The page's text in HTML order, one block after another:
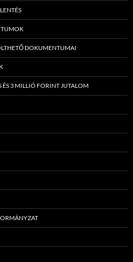
DOKUMENTUMAI
ÉS 3 MILLIÓ FORINT JUTALOM